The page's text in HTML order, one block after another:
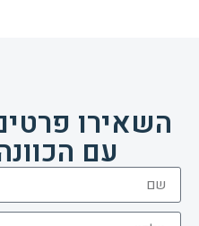
השאירו
עם